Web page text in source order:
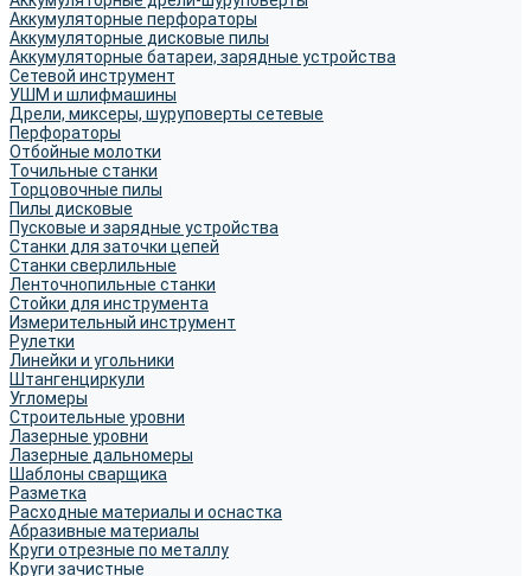
Аккумуляторные перфораторы
Аккумуляторные дисковые пилы
Аккумуляторные батареи, зарядные устройства
Сетевой инструмент
УШМ и шлифмашины
Дрели, миксеры, шуруповерты сетевые
Перфораторы
Отбойные молотки
Точильные станки
Торцовочные пилы
Пилы дисковые
Пусковые и зарядные устройства
Станки для заточки цепей
Станки сверлильные
Ленточнопильные станки
Стойки для инструмента
Измерительный инструмент
Рулетки
Линейки и угольники
Штангенциркули
Угломеры
Строительные уровни
Лазерные уровни
Лазерные дальномеры
Шаблоны сварщика
Разметка
Расходные материалы и оснастка
Абразивные материалы
Круги отрезные по металлу
Круги зачистные